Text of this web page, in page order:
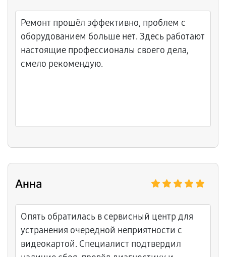
Ремонт прошёл эффективно, проблем с
оборудованием больше нет. Здесь работают
настоящие профессионалы своего дела,
смело рекомендую.
Анна
Опять обратилась в сервисный центр для
устранения очередной неприятности с
видеокартой. Специалист подтвердил